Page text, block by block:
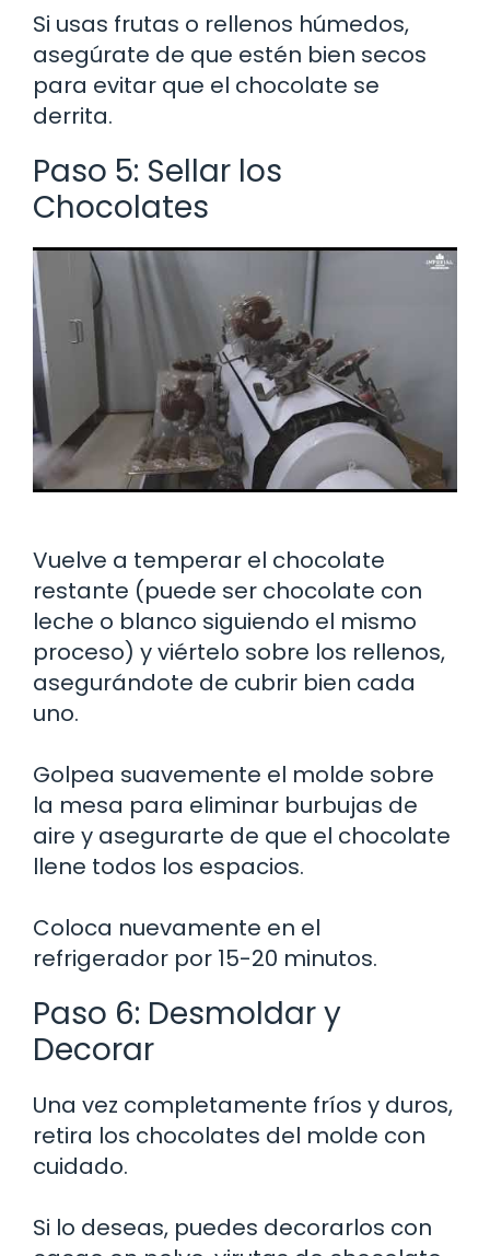
Si usas frutas o rellenos húmedos,
asegúrate de que estén bien secos
para evitar que el chocolate se
derrita.
Paso 5: Sellar los
Chocolates
Vuelve a temperar el chocolate
restante (puede ser chocolate con
leche o blanco siguiendo el mismo
proceso) y viértelo sobre los rellenos,
asegurándote de cubrir bien cada
uno.
Golpea suavemente el molde sobre
la mesa para eliminar burbujas de
aire y asegurarte de que el chocolate
llene todos los espacios.
Coloca nuevamente en el
refrigerador por 15-20 minutos.
Paso 6: Desmoldar y
Decorar
Una vez completamente fríos y duros,
retira los chocolates del molde con
cuidado.
Si lo deseas, puedes decorarlos con